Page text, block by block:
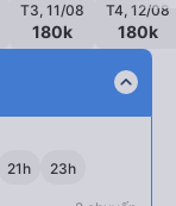
T3, 11/08
180k
T4, 12/08
180k
expand_less
21h 23h